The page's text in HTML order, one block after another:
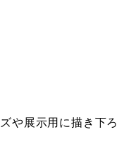
や展示用に描き下ろ